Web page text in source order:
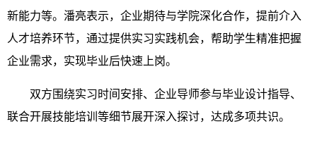
新能力等。潘亮表示，企业期待与学院深化合作，提前介入
人才培养环节，通过提供实习实践机会，帮助学生精准把握
企业需求，实现毕业后快速上岗。
双方围绕实习时间安排、企业导师参与毕业设计指导、
联合开展技能培训等细节展开深入探讨，达成多项共识。